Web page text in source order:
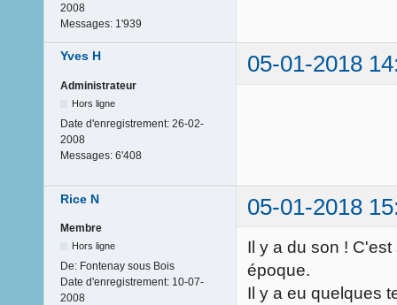
2008
Messages: 1'939
Yves H 05-01-2018
Administrateur
Hors ligne
Date d'enregistrement: 26-02-
2008
Messages: 6'408
Rice N 05-01-2018
Membre
Hors ligne
De: Fontenay sous Bois
Date d'enregistrement: 10-07-
2008
Il y a du son !
époque.
Il y a eu quelques